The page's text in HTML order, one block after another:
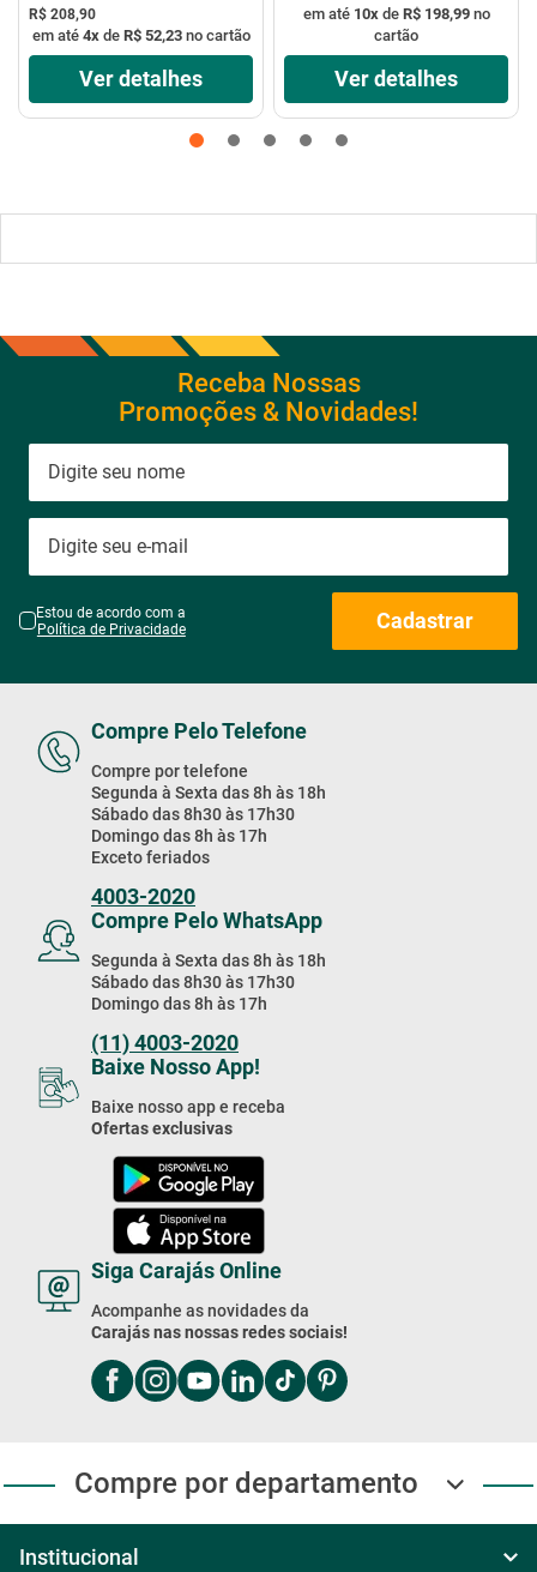
R$ 208,90
em até 4xde R$ 52,23no cartão
Ver detalhes
em até 10xde R$ 198,99no
cartão
Ver detalhes
Receba Nossas
Promoções & Novidades!
Estou de acordo com a
Política de Privacidade
Cadastrar
Compre Pelo Telefone
Compre por telefone
Segunda à Sexta das 8h às 18h
Sábado das 8h30 às 17h30
Domingo das 8h às 17h
Exceto feriados
4003-2020
Compre Pelo WhatsApp
Segunda à Sexta das 8h às 18h
Sábado das 8h30 às 17h30
Domingo das 8h às 17h
(11) 4003-2020
Baixe Nosso App!
Baixe nosso app e receba
Ofertas exclusivas
Siga Carajás Online
Acompanhe as novidades da
Carajás nas nossas redes sociais!
Compre por departamento
Institucional